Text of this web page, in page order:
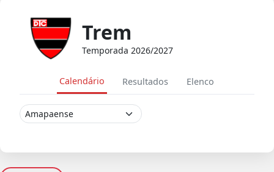
Trem
Temporada 2026/2027
Calendário Resultados Elenco